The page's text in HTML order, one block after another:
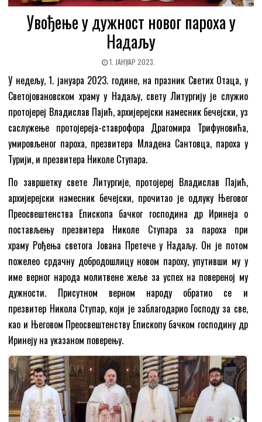
Увођење у дужност новог пароха у
Надаљу
1. ЈАНУАР 2023.
У недељу, 1. јануара 2023. године, на празник Светих Отаца, у
Светојовановском храму у Надаљу, свету Литургију је служио
протојереј Владислав Пајић, архијерејски намесник бечејски, уз
саслужење протојереја-ставрофора Драгомира Трифуновића,
умировљеног пароха, презвитера Младена Сантовца, пароха у
Турији, и презвитера Николе Ступара.
По завршетку свете Литургије, протојереј Владислав Пајић,
архијерејски намесник бечејски, прочитао је одлуку Његовог
Преосвештенства Епископа бачког господина др Иринеја о
постављењу презвитера Николе Ступара за пароха при
храму Рођења светога Јована Претече у Надаљу. Он је потом
пожелео срдачну добродошлицу новом пароху, упутивши му у
име верног народа молитвене жеље за успех на повереној му
дужности. Присутном верном народу обратио се и
презвитер Никола Ступар, који је заблагодарио Господу за све,
као и Његовом Преосвештенству Епископу бачком господину др
Иринеју на указаном поверењу.